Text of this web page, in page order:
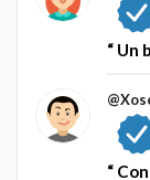
Un